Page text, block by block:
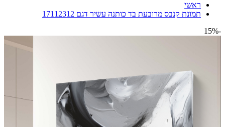
ראשי
תמונת קנבס מרובעת בד כותנה עשיר דגם 17112312
-15%